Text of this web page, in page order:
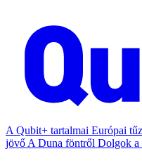
A Qubit+ tartalmai Európai
jövő A Duna föntről Dolgok a